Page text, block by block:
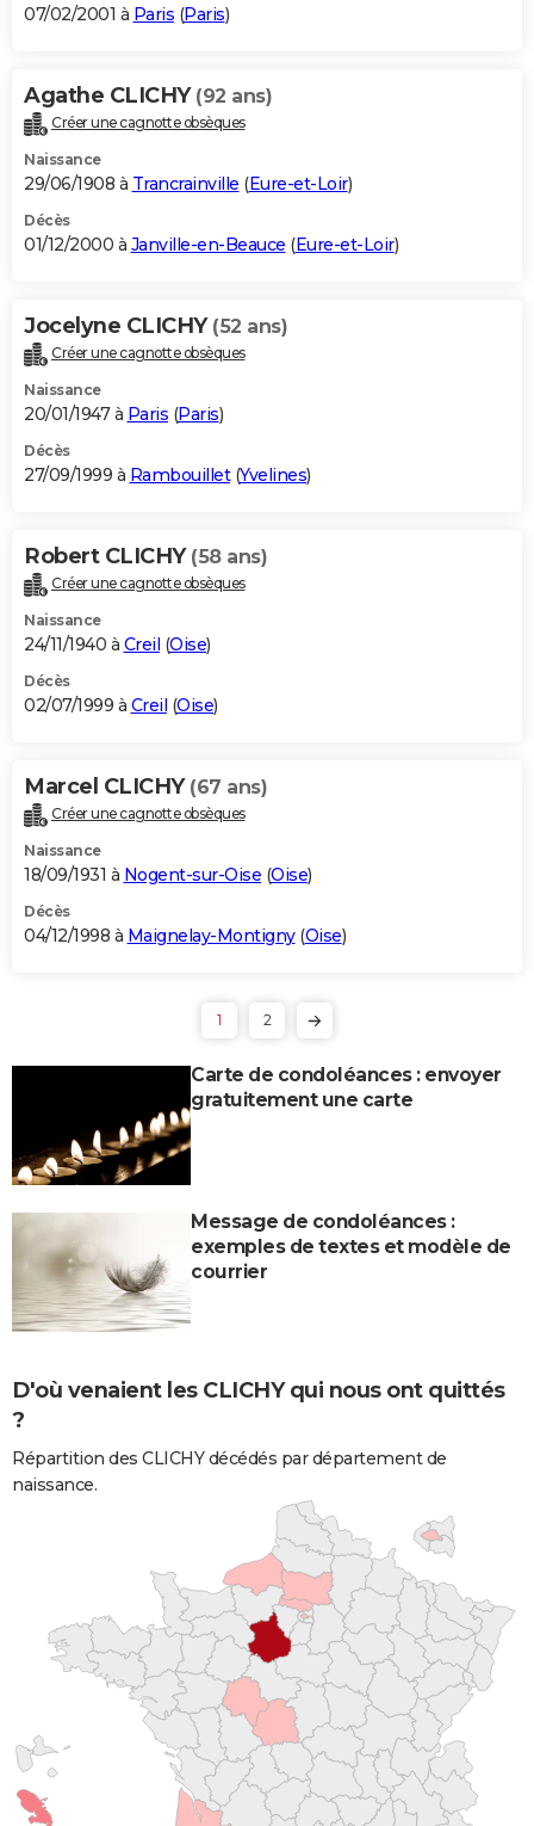
07/02/2001 à Paris (Paris)
Agathe CLICHY (92 ans)
Créer une cagnotte obsèques
Naissance
29/06/1908 à Trancrainville (Eure-et-Loir)
Décès
01/12/2000 à Janville-en-Beauce (Eure-et-Loir)
Jocelyne CLICHY (52 ans)
Créer une cagnotte obsèques
Naissance
20/01/1947 à Paris (Paris)
Décès
27/09/1999 à Rambouillet(Yvelines)
Robert CLICHY (58 ans)
Créer une cagnotte obsèques
Naissance
24/11/1940 à Creil (Oise)
Décès
02/07/1999 à Creil (Oise)
Marcel CLICHY (67 ans)
Créer une cagnotte obsèques
Naissance
18/09/1931 à Nogent-sur-Oise (Oise)
Décès
04/12/1998 à Maignelay-Montigny(Oise)
1 2
Carte de condoléances : envoyer
gratuitement une carte
Message de condoléances :
exemples de textes et modèle de
courrier
D'où venaient les CLICHY qui nous ont quittés
?
Répartition des CLICHY décédés par département de
naissance.